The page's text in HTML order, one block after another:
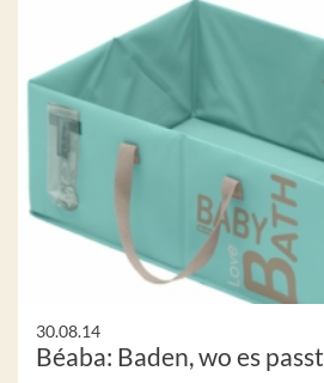
30.08.14
Béaba: Baden, wo es passt